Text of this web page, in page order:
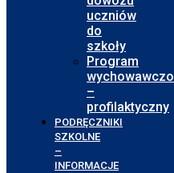
uczniów
do
szkoły
Program
wychowawczo
–
profilaktyczny
PODRĘCZNIKI
SZKOLNE
–
INFORMACJE